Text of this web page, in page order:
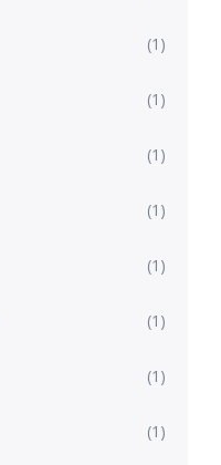
(1)
(1)
(1)
(1)
(1)
(1)
(1)
(1)